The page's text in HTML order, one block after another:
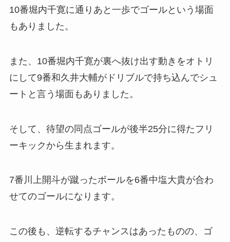
10番堀内千寛に通りあと一歩でゴールという場面
もありました。
また、10番堀内千寛が裏へ抜け出す動きをオトリ
にして9番和久井大輔がドリブルで持ち込んでシュ
ートと言う場面もありました。
そして、待望の同点ゴールが後半25分に得たフリ
ーキックから生まれます。
7番川上開斗が蹴ったボールを6番中塩大貴が合わ
せてのゴールになります。
この後も、逆転するチャンスはあったものの、ゴ